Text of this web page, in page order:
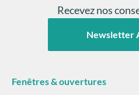
Recevez nos
Newsletter
Fenêtres & ouvertures